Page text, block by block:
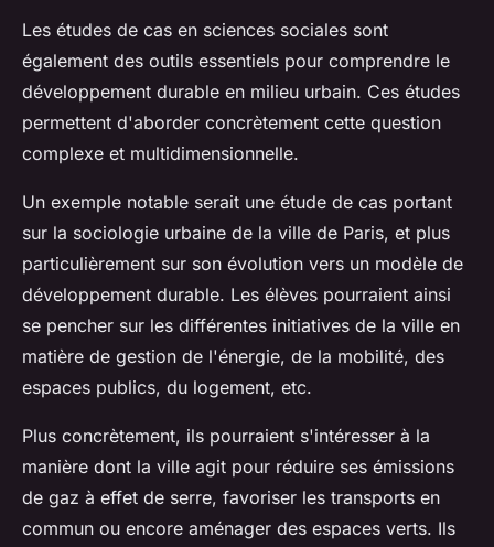
Les études de cas en sciences sociales sont
également des outils essentiels pour comprendre le
développement durable en milieu urbain. Ces études
permettent d'aborder concrètement cette question
complexe et multidimensionnelle.
Un exemple notable serait une étude de cas portant
sur la sociologie urbaine de la ville de Paris, et plus
particulièrement sur son évolution vers un modèle de
développement durable. Les élèves pourraient ainsi
se pencher sur les différentes initiatives de la ville en
matière de gestion de l'énergie, de la mobilité, des
espaces publics, du logement, etc.
Plus concrètement, ils pourraient s'intéresser à la
manière dont la ville agit pour réduire ses émissions
de gaz à effet de serre, favoriser les transports en
commun ou encore aménager des espaces verts. Ils